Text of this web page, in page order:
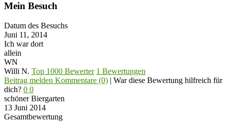
Mein Besuch
Datum des Besuchs
Juni 11, 2014
Ich war dort
allein
WN
Willi N. Top 1000 Bewerter 1 Bewertungen
Beitrag melden Kommentare (0) | War diese Bewertung hilfreich für
dich? 0 0
schöner Biergarten
13 Juni 2014
Gesamtbewertung